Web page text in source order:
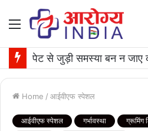
Menu
Home / आईवीएफ स्पेशल
आईवीएफ स्पेशल गर्भावस्था ग्रूमिंग